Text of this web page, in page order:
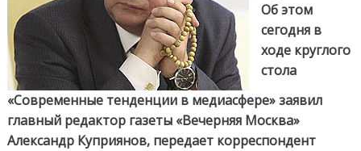
Об этом
сегодня в
ходе круглого
стола
«Современные тенденции в медиасфере» заявил
главный редактор газеты «Вечерняя Москва»
Александр Куприянов, передает корреспондент